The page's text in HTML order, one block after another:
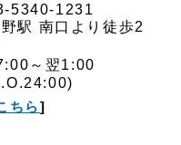
5340-1231
駅 南口より徒歩2
～翌1:00
ちら]